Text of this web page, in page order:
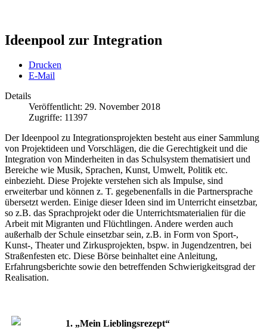
Ideenpool zur Integration
Drucken
E-Mail
Details
Veröffentlicht: 29. November 2018
Zugriffe: 11397
Der Ideenpool zu Integrationsprojekten besteht aus einer Sammlung
von Projektideen und Vorschlägen, die die Gerechtigkeit und die
Integration von Minderheiten in das Schulsystem thematisiert und
Bereiche wie Musik, Sprachen, Kunst, Umwelt, Politik etc.
einbezieht. Diese Projekte verstehen sich als Impulse, sind
erweiterbar und können z. T. gegebenenfalls in die Partnersprache
übersetzt werden. Einige dieser Ideen sind im Unterricht einsetzbar,
so z.B. das Sprachprojekt oder die Unterrichtsmaterialien für die
Arbeit mit Migranten und Flüchtlingen. Andere werden auch
außerhalb der Schule einsetzbar sein, z.B. in Form von Sport-,
Kunst-, Theater und Zirkusprojekten, bspw. in Jugendzentren, bei
Straßenfesten etc. Diese Börse beinhaltet eine Anleitung,
Erfahrungsberichte sowie den betreffenden Schwierigkeitsgrad der
Realisation.
1. „Mein Lieblingsrezept“